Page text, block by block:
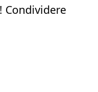
Condividere